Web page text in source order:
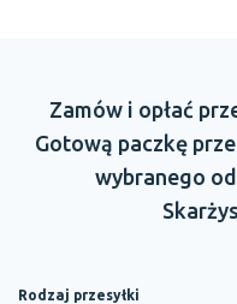
Zamów i opłać
Gotową paczkę
wybranego
Rodzaj przesyłki